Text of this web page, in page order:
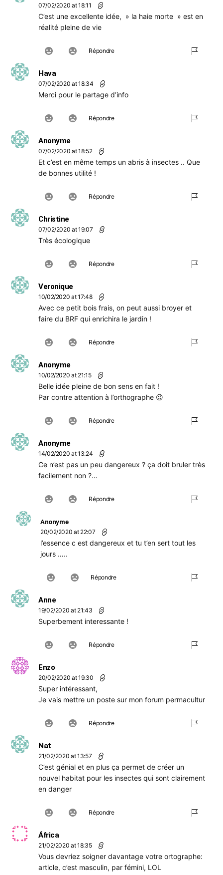
07/02/2020 at 18:11
C’est une excellente idée, » la haie morte » est en
réalité pleine de vie
Répondre
Hava
07/02/2020 at 18:34
Merci pour le partage d’info
Répondre
Anonyme
07/02/2020 at 18:52
Et c’est en même temps un abris à insectes .. Que
de bonnes utilité !
Répondre
Christine
07/02/2020 at 19:07
Très écologique
Répondre
Veronique
10/02/2020 at 17:48
Avec ce petit bois frais, on peut aussi broyer et
faire du BRF qui enrichira le jardin !
Répondre
Anonyme
10/02/2020 at 21:15
Belle idée pleine de bon sens en fait !
Par contre attention à l’orthographe 😉
Répondre
Anonyme
14/02/2020 at 13:24
Ce n’est pas un peu dangereux ? ça doit bruler très
facilement non ?…
Répondre
Anonyme
20/02/2020 at 22:07
l’essence c est dangereux et tu t’en sert tout les
jours …..
Répondre
Anne
19/02/2020 at 21:43
Superbement interessante !
Répondre
Enzo
20/02/2020 at 19:30
Super intéressant,
Je vais mettre un poste sur mon forum permacultur
Répondre
Nat
21/02/2020 at 13:57
C’est génial et en plus ça permet de créer un
nouvel habitat pour les insectes qui sont clairement
en danger
Répondre
África
21/02/2020 at 18:35
Vous devriez soigner davantage votre ortographe:
article, c’est masculin, par fémini, LOL